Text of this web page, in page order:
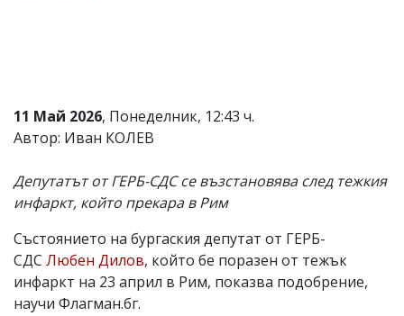
не
носи
отговорност
тях!
Ако
откриете
за
вас
коментар,
моля
сигнализирайте
11 Май 2026, Понеделник, 12:43 ч.
Автор: Иван КОЛЕВ
Депутатът от ГЕРБ-СДС се възстановява след тежкия
инфаркт, който прекара в Рим
Състоянието на бургаския депутат от ГЕРБ-
СДС Любен Дилов, който бе поразен от тежък
инфаркт на 23 април в Рим, показва подобрение,
научи Флагман.бг.